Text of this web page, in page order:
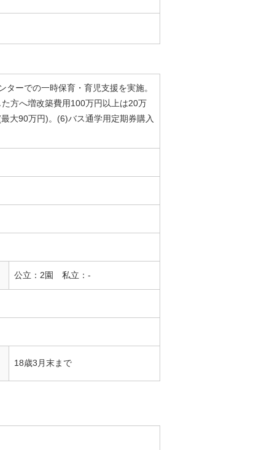
ーでの一時保育・育児支援を実施。
方へ増改築費用100万円以上は20万
大90万円)。(6)バス通学用定期券購入
公立：2園 私立：-
18歳3月末まで